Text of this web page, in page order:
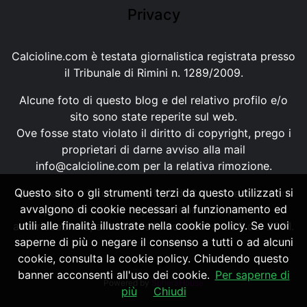
Privacy
Calcioline.com è testata giornalistica registrata presso
il Tribunale di Rimini n. 1289/2009.
Alcune foto di questo blog e del relativo profilo e/o
sito sono state reperite sul web.
Ove fosse stato violato il diritto di copyright, prego i
proprietari di darne avviso alla mail
info@calcioline.com per la relativa rimozione.
Ogni testo e foto di proprietà di Calcioline.com non
possono essere copiati o riprodotti, senza
autorizzazione, ai sensi della normativa n.29 del 2001.
Powered by SpheraHouse
Questo sito o gli strumenti terzi da questo utilizzati si
avvalgono di cookie necessari al funzionamento ed
utili alle finalità illustrate nella cookie policy. Se vuoi
saperne di più o negare il consenso a tutti o ad alcuni
cookie, consulta la cookie policy. Chiudendo questo
banner acconsenti all'uso dei cookie. Per saperne di
più
Chiudi